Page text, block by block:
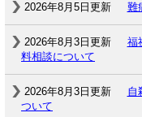
2026年8月5日更新 難
2026年8月3日更新
福
料相談について
2026年8月3日更新
自
ついて